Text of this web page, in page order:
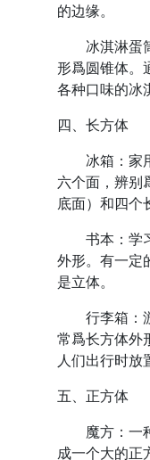
的边缘。
冰淇淋蛋
形爲圆锥体。
各种口味的冰
四、长方体
冰箱：家
六个面，辨别
底面）和四个
书本：学
外形。有一定
是立体。
行李箱：
常爲长方体外
人们出行时放
五、正方体
魔方：一
成一个大的正